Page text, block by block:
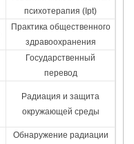
психотерапия (Ipt)
Практика общественного
здравоохранения
Государственный
перевод
Радиация и защита
окружающей среды
Обнаружение радиации